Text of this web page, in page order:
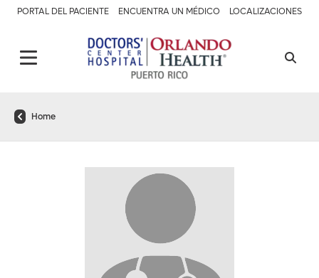
PORTAL DEL PACIENTE ENCUENTRA UN MÉDICO LOCALIZACIONES
Home